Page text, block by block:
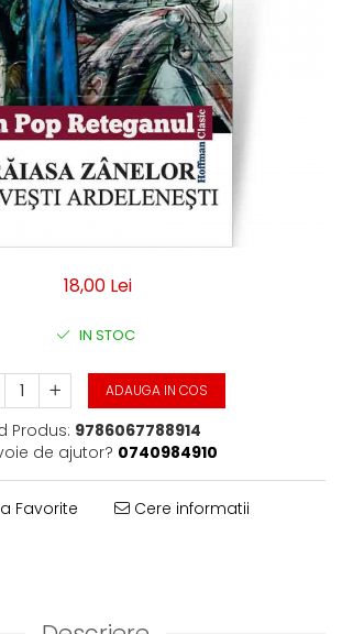
Interviuri
18,00 Lei
IN STOC
ADAUGA IN COS
Produs: 9786067788914
de ajutor? 0740984910
Favorite Cere informatii